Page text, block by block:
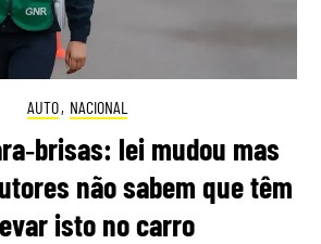
AUTO, NACIONAL
lei mudou mas
não sabem que têm
isto no carro